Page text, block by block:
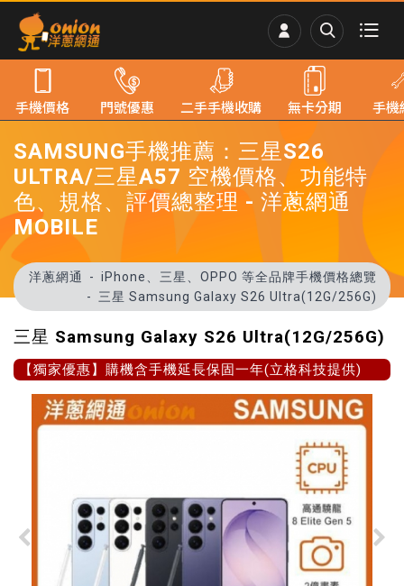
SAMSUNG手機推薦：三星S26
ULTRA/三星A57 空機價格、功能特
色、規格、評價總整理 - 洋蔥網通
MOBILE
洋蔥網通
iPhone、三星、OPPO 等全品牌手機價格總覽
三星 Samsung Galaxy S26 Ultra(12G/256G)
三星 Samsung Galaxy S26 Ultra(12G/256G)
【獨家優惠】購機含手機延長保固一年(立格科技提供)
手機價格 門號優惠 二手手機收購 無卡分期 手機